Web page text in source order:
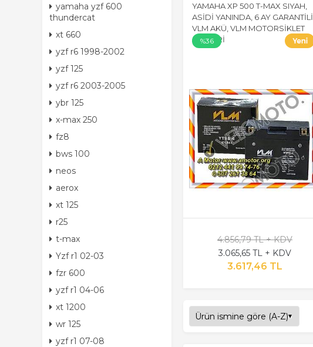
yamaha yzf 600
thundercat
xt 660
yzf r6 1998-2002
yzf 125
yzf r6 2003-2005
ybr 125
x-max 250
fz8
bws 100
neos
aerox
xt 125
r25
t-max
Yzf r1 02-03
fzr 600
yzf r1 04-06
xt 1200
wr 125
yzf r1 07-08
YAMAHA XP 500 T-MAX SIYAH,
ASİDİ YANINDA, 6 AY GARANTİLİ
VLM AKÜ, VLM MOTORSİKLET
AKÜLERİ
%36
4.856,79 TL + KDV
3.065,65 TL + KDV
3.617,46 TL